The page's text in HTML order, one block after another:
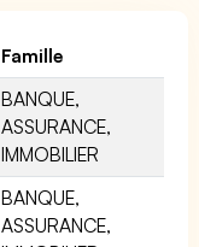
Famille
BANQUE,
ASSURANCE,
IMMOBILIER
BANQUE,
ASSURANCE,